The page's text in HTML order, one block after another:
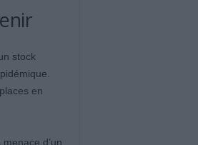
stock
en
d’un